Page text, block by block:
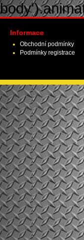
Informace
Obchodní podmínky
Podmínky registrace